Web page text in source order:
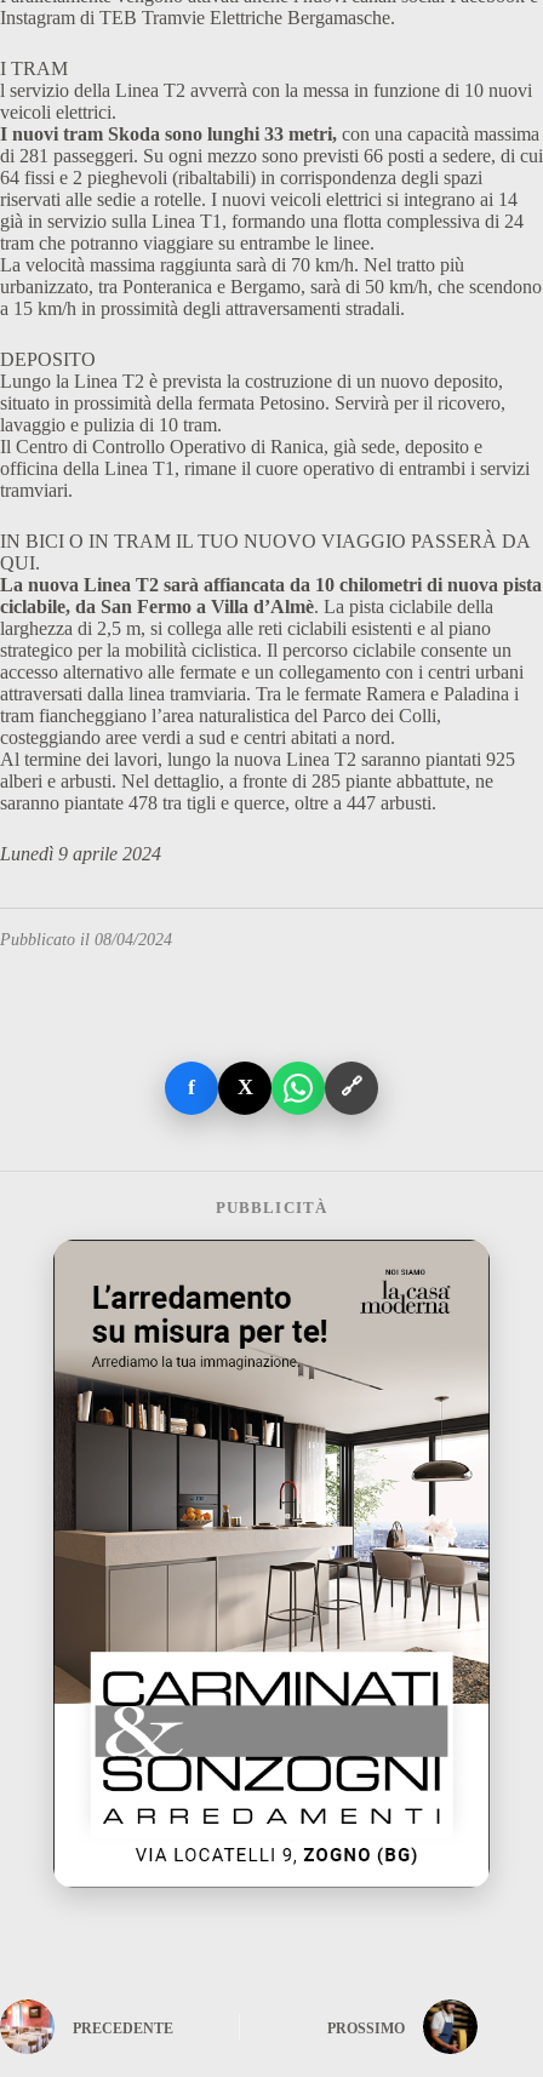
Instagram di TEB Tramvie Elettriche Bergamasche.
I TRAM
l servizio della Linea T2 avverrà con la messa in funzione di 10 nuovi
veicoli elettrici.
I nuovi tram Skoda sono lunghi 33 metri, con una capacità massima
di 281 passeggeri. Su ogni mezzo sono previsti 66 posti a sedere, di cui
64 fissi e 2 pieghevoli (ribaltabili) in corrispondenza degli spazi
riservati alle sedie a rotelle. I nuovi veicoli elettrici si integrano ai 14
già in servizio sulla Linea T1, formando una flotta complessiva di 24
tram che potranno viaggiare su entrambe le linee.
La velocità massima raggiunta sarà di 70 km/h. Nel tratto più
urbanizzato, tra Ponteranica e Bergamo, sarà di 50 km/h, che scendono
a 15 km/h in prossimità degli attraversamenti stradali.
DEPOSITO
Lungo la Linea T2 è prevista la costruzione di un nuovo deposito,
situato in prossimità della fermata Petosino. Servirà per il ricovero,
lavaggio e pulizia di 10 tram.
Il Centro di Controllo Operativo di Ranica, già sede, deposito e
officina della Linea T1, rimane il cuore operativo di entrambi i servizi
tramviari.
IN BICI O IN TRAM IL TUO NUOVO VIAGGIO PASSERÀ DA
QUI.
La nuova Linea T2 sarà affiancata da 10 chilometri di nuova pista
ciclabile, da San Fermo a Villa d’Almè. La pista ciclabile della
larghezza di 2,5 m, si collega alle reti ciclabili esistenti e al piano
strategico per la mobilità ciclistica. Il percorso ciclabile consente un
accesso alternativo alle fermate e un collegamento con i centri urbani
attraversati dalla linea tramviaria. Tra le fermate Ramera e Paladina i
tram fiancheggiano l’area naturalistica del Parco dei Colli,
costeggiando aree verdi a sud e centri abitati a nord.
Al termine dei lavori, lungo la nuova Linea T2 saranno piantati 925
alberi e arbusti. Nel dettaglio, a fronte di 285 piante abbattute, ne
saranno piantate 478 tra tigli e querce, oltre a 447 arbusti.
Lunedì 9 aprile 2024
Pubblicato il 08/04/2024
f X 🔗
PUBBLICITÀ
PRECEDENTE PROSSIMO